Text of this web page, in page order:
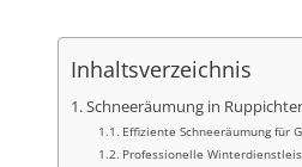
Inhaltsverzeichnis
Schneeräumung in
Effiziente Schneeräumung für
Professionelle